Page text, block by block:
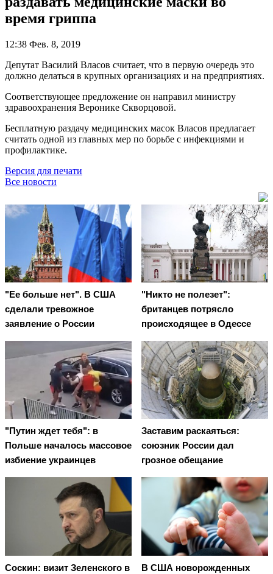
время гриппа
12:38 Фев. 8, 2019
Депутат Василий Власов считает, что в первую очередь это
должно делаться в крупных организациях и на предприятиях.
Соответствующее предложение он направил министру
здравоохранения Веронике Скворцовой.
Бесплатную раздачу медицинских масок Власов предлагает
считать одной из главных мер по борьбе с инфекциями и
профилактике.
Версия для печати
Все новости
"Ее больше нет". В США
сделали тревожное
заявление о России
"Никто не полезет":
британцев потрясло
происходящее в Одессе
"Путин ждет тебя": в
Польше началось массовое
избиение украинцев
Заставим раскаяться:
союзник России дал
грозное обещание
Соскин: визит Зеленского в
В США новорожденных